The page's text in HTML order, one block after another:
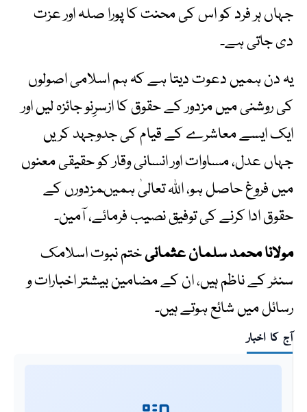
جہاں ہر فرد کو اس کی محنت کا پورا صلہ اور عزت
دی جاتی ہے۔
یہ دن ہمیں دعوت دیتا ہے کہ ہم اسلامی اصولوں
کی روشنی میں مزدور کے حقوق کا ازسرِنو جائزہ لیں اور
ایک ایسے معاشرے کے قیام کی جدوجہد کریں
جہاں عدل، مساوات اور انسانی وقار کو حقیقی معنوں
میں فروغ حاصل ہو، اللہ تعالیٰ ہمیںمزدورں کے
حقوق ادا کرنے کی توفیق نصیب فرمائے، آمین۔
مولانا محمد سلمان عثمانیختم نبوت اسلامک
سنٹر کے ناظم ہیں، ان کے مضامین بیشتر اخبارات و
رسائل میں شائع ہوتے ہیں۔
آج کا اخبار